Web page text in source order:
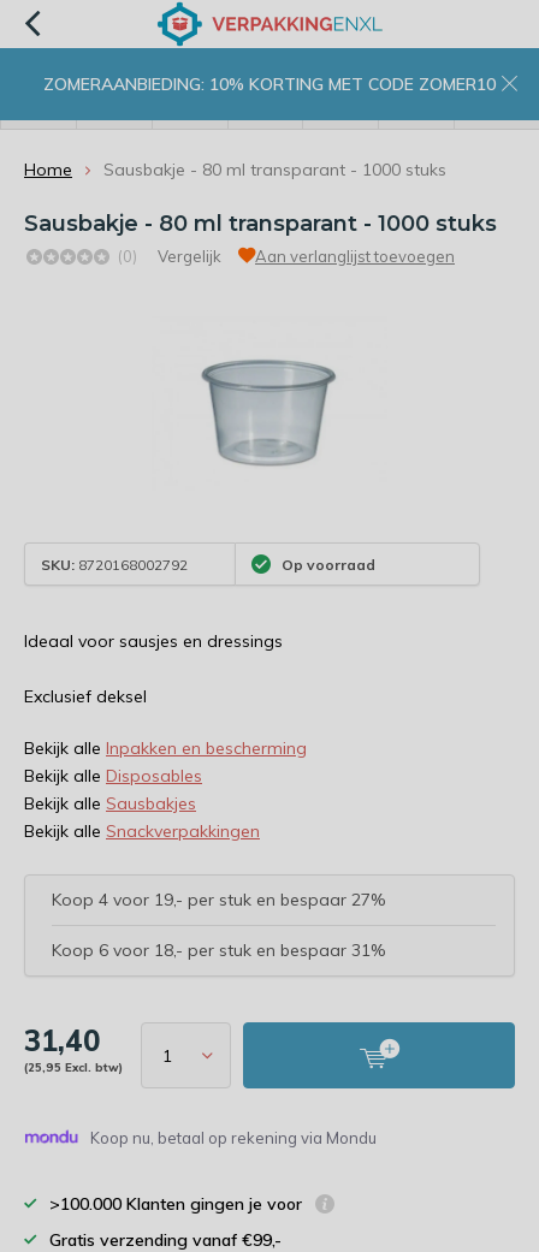
ZOMERAANBIEDING: 10% KORTING MET CODE ZOMER10
Home Sausbakje - 80 ml transparant - 1000 stuks
Sausbakje - 80 ml transparant - 1000 stuks
(0) Vergelijk Aan verlanglijst toevoegen
SKU: 8720168002792 Op voorraad
Ideaal voor sausjes en dressings
Exclusief deksel
Bekijk alle Inpakken en bescherming
Bekijk alle Disposables
Bekijk alle Sausbakjes
Bekijk alle Snackverpakkingen
Koop 4 voor 19,- per stuk en bespaar 27%
Koop 6 voor 18,- per stuk en bespaar 31%
31,40
(25,95 Excl. btw)
Koop nu, betaal op rekening via Mondu
>100.000 Klanten gingen je voor
Gratis verzending vanaf €99,-